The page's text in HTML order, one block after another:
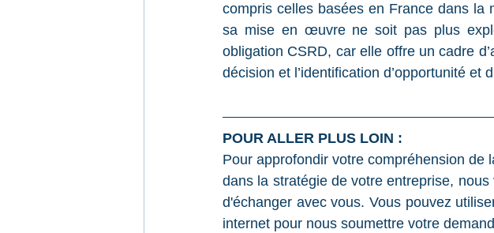
compris celles basées en France dans
sa mise en œuvre ne soit pas plus
obligation CSRD, car elle offre un cadre
décision et l’identification d’opportunité et
POUR ALLER PLUS LOIN :
Pour approfondir votre compréhension de
dans la stratégie de votre entreprise,
d'échanger avec vous. Vous pouvez
internet pour nous soumettre votre